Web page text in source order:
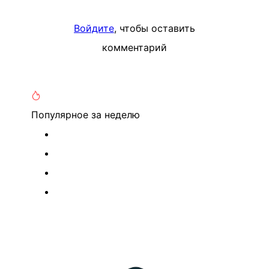
Войдите, чтобы оставить
комментарий
Популярное за неделю